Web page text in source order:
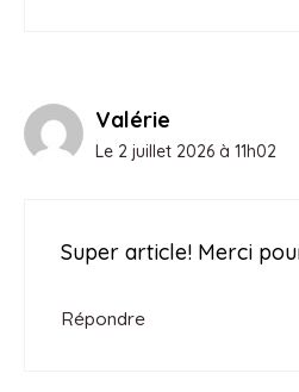
Valérie
Le 2 juillet 2026 à 11h02
Super article! Merci
Répondre